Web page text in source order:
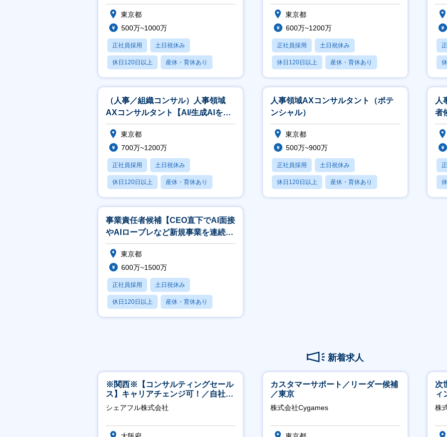
ポジション】
東京都
500万~1000万
正社員採用 土日祝休み
休日120日以上 産休・育休あり
学歴不問
クト開発】
東京都
600万~1200万
正社員採用 土日祝休み
休日120日以上 産休・育休あり
学歴不問
（人事／組織コンサル）人事領域
AXコンサルタント【AI/生成AIを活
用した業務変革の構想策定】
東京都
700万~1200万
正社員採用 土日祝休み
休日120日以上 産休・育休あり
学歴不問
人事領域AXコンサルタント（ポテ
ンシャル）
東京都
500万~900万
正社員採用 土日祝休み
休日120日以上 産休・育休あり
フレックス
人
者
事業責任者候補【CEO直下でAI面接
やAIロープレなど新規事業を連続成
功】
東京都
600万~1500万
正社員採用 土日祝休み
休日120日以上 産休・育休あり
学歴不問
新着求人
※関西※【コンサルティングセール
ス】キャリアチェンジ可！／自社サ
ービス『シェアフル』の営業
シェアフル株式会社
カスタマーサポート／リーダー候補
／東京
株式会社Cygames
次
ィ
株